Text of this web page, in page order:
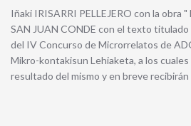
Iñaki IRISARRI PELLEJERO con la obra
SAN JUAN CONDE con el texto titulado
del IV Concurso de Microrrelatos de
Mikro-kontakisun Lehiaketa, a los cuales
resultado del mismo y en breve